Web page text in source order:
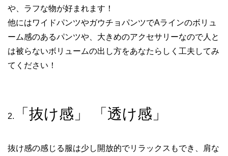
や、ラフな物が好まれます！
他にはワイドパンツやガウチョパンツでAラインのボリュ
ーム感のあるパンツや、大きめのアクセサリーなので人と
は被らないボリュームの出し方をあなたらしく工夫してみ
てください！
2. 「抜け感」 「透け感」
抜け感の感じる服は少し開放的でリラックスもでき、肩な